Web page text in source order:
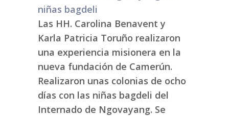
Las HH. Carolina Benavent y
Karla Patricia Toruño realizaron
una experiencia misionera en la
nueva fundación de Camerún.
Realizaron unas colonias de ocho
días con las niñas bagdeli del
Internado de Ngovayang. Se